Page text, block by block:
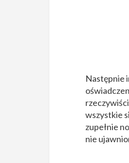
Następnie
wszystkie
zupełnie
nie